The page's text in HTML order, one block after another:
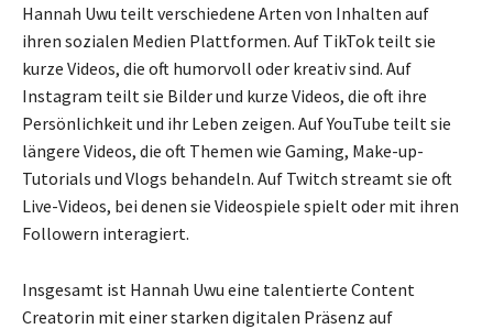
Hannah Uwu teilt verschiedene Arten von Inhalten auf
ihren sozialen Medien Plattformen. Auf TikTok teilt sie
kurze Videos, die oft humorvoll oder kreativ sind. Auf
Instagram teilt sie Bilder und kurze Videos, die oft ihre
Persönlichkeit und ihr Leben zeigen. Auf YouTube teilt sie
längere Videos, die oft Themen wie Gaming, Make-up-
Tutorials und Vlogs behandeln. Auf Twitch streamt sie oft
Live-Videos, bei denen sie Videospiele spielt oder mit ihren
Followern interagiert.
Insgesamt ist Hannah Uwu eine talentierte Content
Creatorin mit einer starken digitalen Präsenz auf